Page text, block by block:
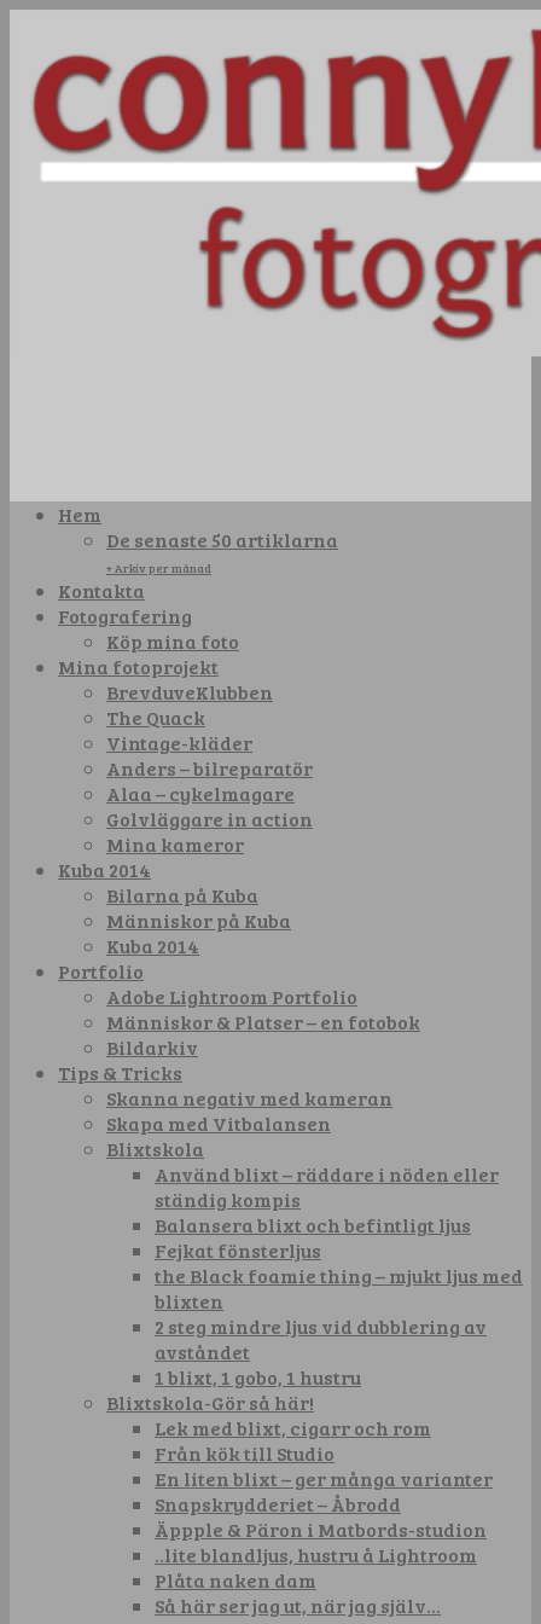
Hem
De senaste 50 artiklarna
+ Arkiv per månad
Kontakta
Fotografering
Köp mina foto
Mina fotoprojekt
BrevduveKlubben
The Quack
Vintage-kläder
Anders – bilreparatör
Alaa – cykelmagare
Golvläggare in action
Mina kameror
Kuba 2014
Bilarna på Kuba
Människor på Kuba
Kuba 2014
Portfolio
Adobe Lightroom Portfolio
Människor & Platser – en fotobok
Bildarkiv
Tips & Tricks
Skanna negativ med kameran
Skapa med Vitbalansen
Blixtskola
Använd blixt – räddare i nöden eller
ständig kompis
Balansera blixt och befintligt ljus
Fejkat fönsterljus
the Black foamie thing – mjukt ljus med
blixten
2 steg mindre ljus vid dubblering av
avståndet
1 blixt, 1 gobo, 1 hustru
Blixtskola-Gör så här!
Lek med blixt, cigarr och rom
Från kök till Studio
En liten blixt – ger många varianter
Snapskrydderiet – Åbrodd
Äppple & Päron i Matbords-studion
..lite blandljus, hustru å Lightroom
Plåta naken dam
Så här ser jag ut, när jag själv…